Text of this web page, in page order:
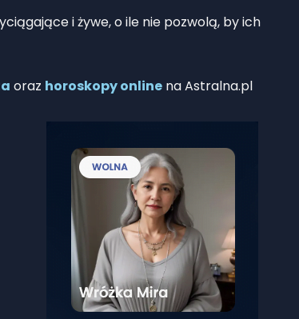
i żywe, o ile nie pozwolą, by ich
oraz horoskopy online na Astralna.pl